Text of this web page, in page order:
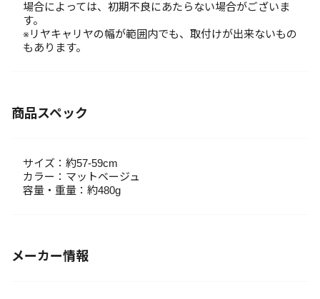
場合によっては、初期不良にあたらない場合がございま
す。
※リヤキャリヤの幅が範囲内でも、取付けが出来ないもの
もあります。
商品スペック
サイズ：約57-59cm
カラー：マットベージュ
容量・重量：約480g
メーカー情報